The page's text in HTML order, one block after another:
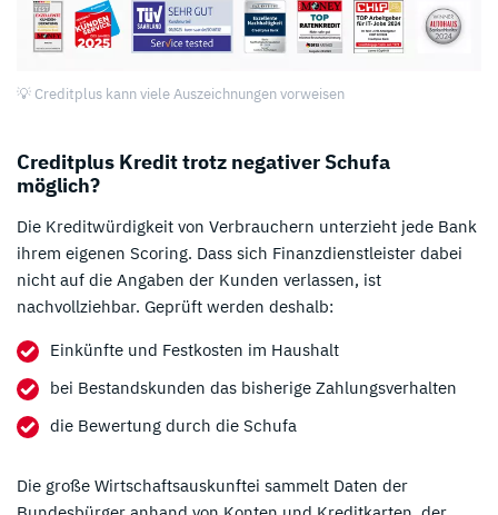
💡 Creditplus kann viele Auszeichnungen vorweisen
Creditplus Kredit trotz negativer Schufa
möglich?
Die Kreditwürdigkeit von Verbrauchern unterzieht jede Bank
ihrem eigenen Scoring. Dass sich Finanzdienstleister dabei
nicht auf die Angaben der Kunden verlassen, ist
nachvollziehbar. Geprüft werden deshalb:
Einkünfte und Festkosten im Haushalt
bei Bestandskunden das bisherige Zahlungsverhalten
die Bewertung durch die Schufa
Die große Wirtschaftsauskunftei sammelt Daten der